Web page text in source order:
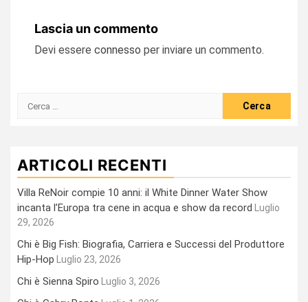
Lascia un commento
Devi essere connesso per inviare un commento.
Ricerca
ARTICOLI RECENTI
Villa ReNoir compie 10 anni: il White Dinner Water Show
incanta l’Europa tra cene in acqua e show da record
Luglio
29, 2026
Chi è Big Fish: Biografia, Carriera e Successi del Produttore
Hip-Hop
Luglio 23, 2026
Chi è Sienna Spiro Luglio 3, 2026